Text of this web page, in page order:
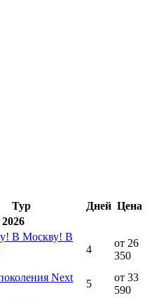
Тур Дней Цена
В Москву! В
4
от 26
350
Next
5
от 33
590